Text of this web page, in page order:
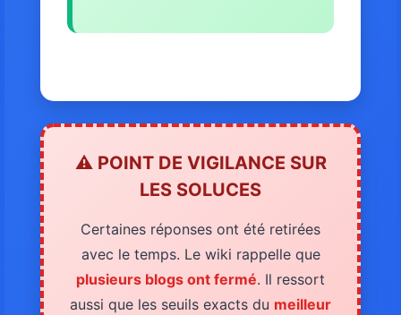
⚠️ POINT DE VIGILANCE SUR
LES SOLUCES
Certaines réponses ont été retirées
avec le temps. Le wiki rappelle que
plusieurs blogs ont fermé. Il ressort
aussi que les seuils exacts du meilleur